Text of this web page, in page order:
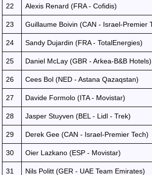
22 Alexis Renard (FRA - Cofidis)
23 Guillaume Boivin (CAN - Israel-Premier
24 Sandy Dujardin (FRA - TotalEnergies)
25 Daniel McLay (GBR - Arkea-B&B Hotels)
26 Cees Bol (NED - Astana Qazaqstan)
27 Davide Formolo (ITA - Movistar)
28 Jasper Stuyven (BEL - Lidl - Trek)
29 Derek Gee (CAN - Israel-Premier Tech)
30 Oier Lazkano (ESP - Movistar)
31 Nils Politt (GER - UAE Team Emirates)